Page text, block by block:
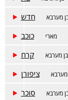
חדש מערבא
כוכב מארי
קרח בן מערבא
ציפורן מערבא
סוכר מערבא